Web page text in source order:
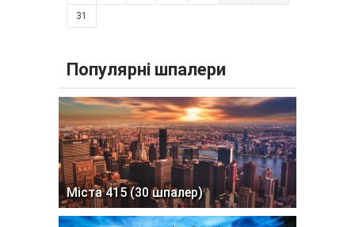
31
Популярні шпалери
Міста 415 (30 шпалер)